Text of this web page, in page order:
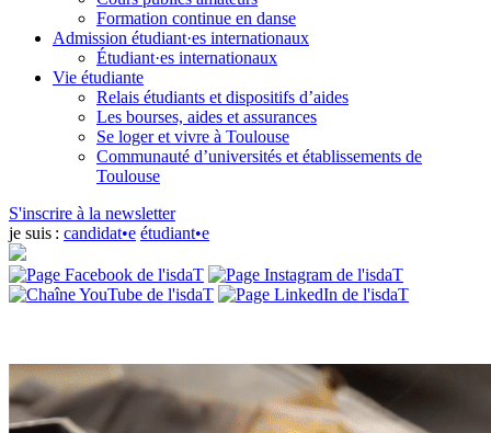
Formation continue en danse
Admission étudiant·es internationaux
Étudiant·es internationaux
Vie étudiante
Relais étudiants et dispositifs d’aides
Les bourses, aides et assurances
Se loger et vivre à Toulouse
Communauté d’universités et établissements de
Toulouse
S'inscrire à la newsletter
je suis : candidat•e étudiant•e